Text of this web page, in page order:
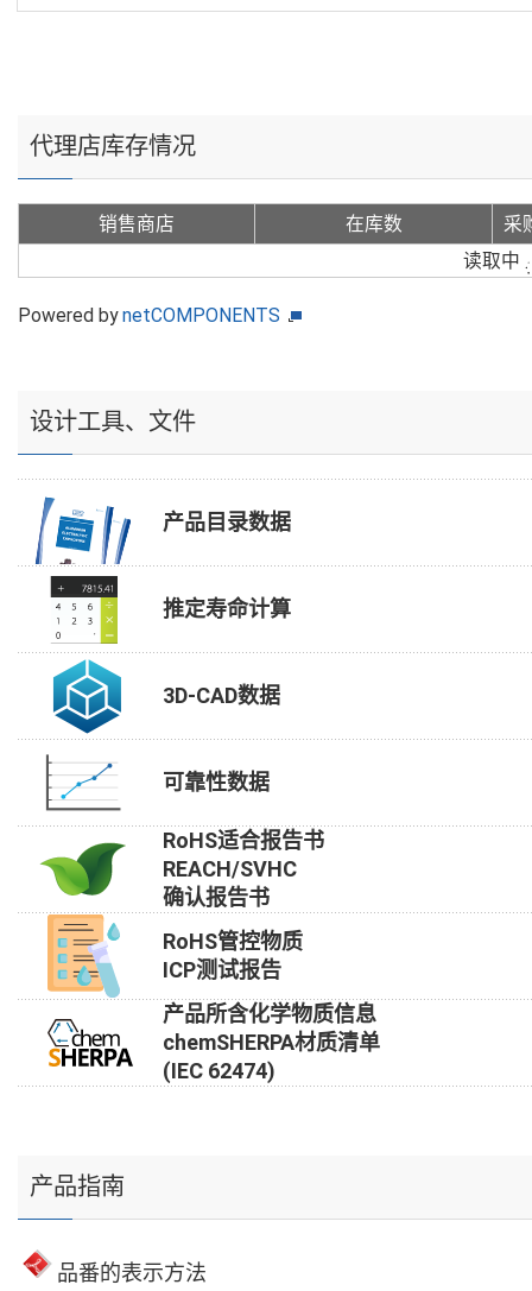
代理店库存情况
销售商店 在库数
采
读取中
Powered bynetCOMPONENTS
设计工具、文件
产品目录数据
推定寿命计算
3D-CAD数据
可靠性数据
RoHS适合报告书
REACH/SVHC
确认报告书
RoHS管控物质
ICP测试报告
产品所含化学物质信息
chemSHERPA材质清单
(IEC 62474)
产品指南
品番的表示方法